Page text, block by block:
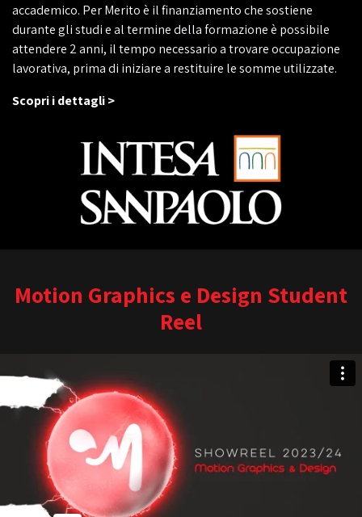
accademico. Per Merito è il finanziamento che sostiene
durante gli studi e al termine della formazione è possibile
attendere 2 anni, il tempo necessario a trovare occupazione
lavorativa, prima di iniziare a restituire le somme utilizzate.
Scopri i dettagli >
Motion Graphics e Design Student
Reel